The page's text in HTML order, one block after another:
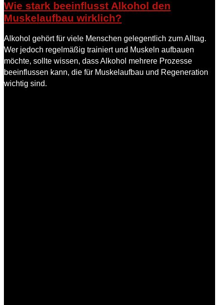
Wie stark beeinflusst Alkohol den
Muskelaufbau wirklich?
Alkohol gehört für viele Menschen gelegentlich zum Alltag.
Wer jedoch regelmäßig trainiert und Muskeln aufbauen
möchte, sollte wissen, dass Alkohol mehrere Prozesse
beeinflussen kann, die für Muskelaufbau und Regeneration
wichtig sind.